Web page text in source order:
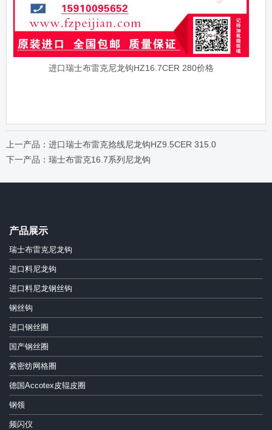
进口瑞士布雷克尼龙钩HZ16.7CER 280价格
上一产品：进口瑞士布雷克捻线尼龙钩HZ9.5CER 315.0
下一产品：瑞士布雷克16.7系列尼龙钩
产品展示
瑞士布雷克尼龙钩
进口料尼龙钩
进口料尼龙钢丝钩
钢丝钩
进口钢丝圈
国产钢丝圈
紧密纺网格圈
德国Accotex皮辊皮圈
钢领
频闪仪